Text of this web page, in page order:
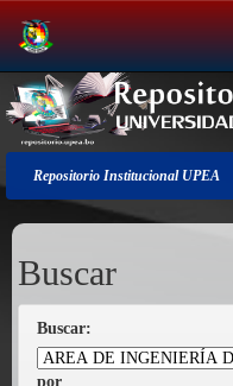
Salir
de
la
navegación
Repositorio Institucional UPEA
Buscar
Buscar:
por